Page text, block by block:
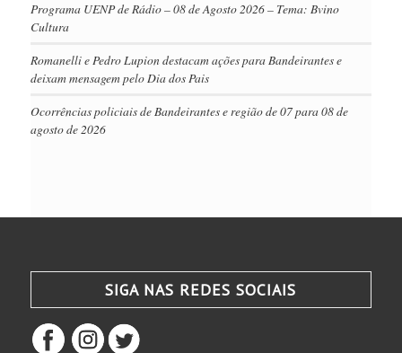
Programa UENP de Rádio – 08 de Agosto 2026 – Tema: Bvino
Cultura
Romanelli e Pedro Lupion destacam ações para Bandeirantes e
deixam mensagem pelo Dia dos Pais
Ocorrências policiais de Bandeirantes e região de 07 para 08 de
agosto de 2026
SIGA NAS REDES SOCIAIS